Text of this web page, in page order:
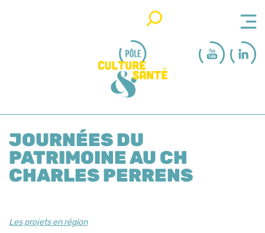
JOURNÉES DU
PATRIMOINE AU CH
CHARLES PERRENS
Les projets en région